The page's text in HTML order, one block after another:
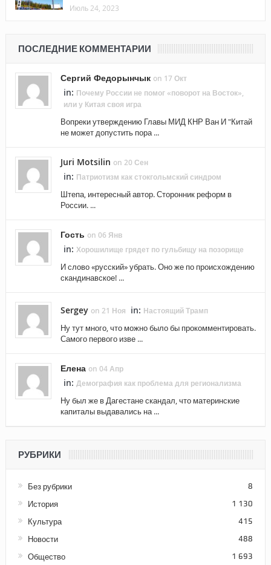
Июль 24, 2023
ПОСЛЕДНИЕ КОММЕНТАРИИ
Сергий Федорынчык on 17 Окт
in: Почему России не помог «поворот на Восток»,
или у Китая своя игра
Вопреки утверждению Главы МИД КНР Ван И "Китай
не может допустить пора ...
Juri Motsilin on 20 Сен
in: Патриотизм как стокгольмский синдром
Штепа, интересный автор. Сторонник реформ в
России. ...
Гость on 06 Янв
in: Хорошилище грядет по гульбищу на позорище
И слово «русский» убрать. Оно же по происхождению
скандинавское! ...
Sergey on 21 Ноя in: Настоящий Трамп
Ну тут много, что можно было бы прокомментировать.
Самого первого изве ...
Елена on 04 Апр
in: Демография как проблема для регионализма
Ну был же в Дагестане скандал, что материнские
капиталы выдавались на ...
РУБРИКИ
Без рубрики 8
История 1 130
Культура 415
Новости 488
Общество 1 693